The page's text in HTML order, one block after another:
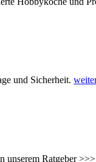
und Sicherheit.
unserem Ratgeber >>>